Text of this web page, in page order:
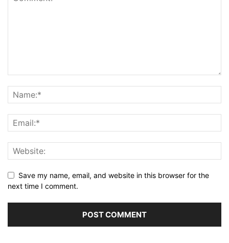
Save my name, email, and website in this browser for the
next time I comment.